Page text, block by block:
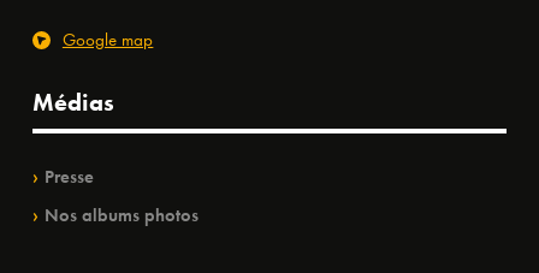
Google map
Médias
Presse
Nos albums photos